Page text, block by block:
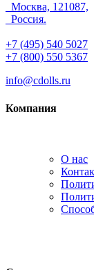
Москва, 121087,
Россия.
+7 (495) 540 5027
+7 (800) 550 5367
info@cdolls.ru
Компания
О нас